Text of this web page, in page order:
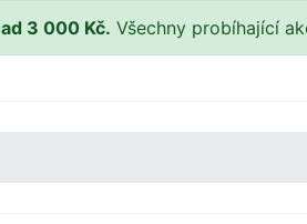
3 000 Kč. Všechny probíhající